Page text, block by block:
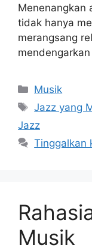
Menenangkan
tidak hanya
merangsang
Kategori
Musik
Tag
Jazz yang
Jazz
Tinggalkan
Musik